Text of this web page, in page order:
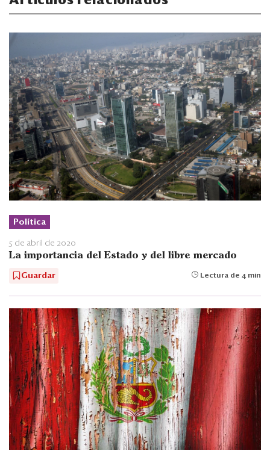
Política
5 de abril de 2020
La importancia del Estado y del libre mercado
Guardar Lectura de 4 min